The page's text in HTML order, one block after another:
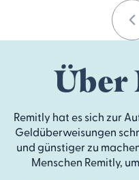
Über
Remitly hat es sich zur
Geldüberweisungen
und günstiger zu
Menschen Remitly,